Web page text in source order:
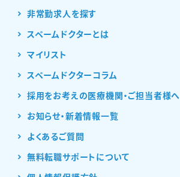
非常勤求人を探す
スペームドクターとは
マイリスト
スペームドクターコラム
採用をお考えの医療機関・ご担当者様へ
お知らせ・新着情報一覧
よくあるご質問
無料転職サポートについて